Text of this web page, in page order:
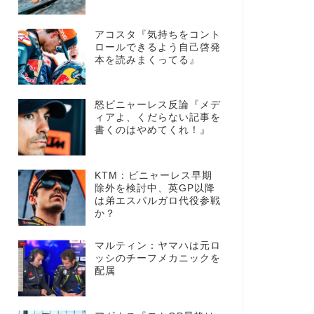
アコスタ『気持ちをコント
ロールできるよう自己啓発
本を読みまくってる』
怒ビニャーレス反論『メデ
ィアよ、くだらない記事を
書くのはやめてくれ！』
KTM：ビニャーレス早期
除外を検討中、英GP以降
は弟エスパルガロ代役参戦
か？
マルティン：ヤマハは元ロ
ッシのチーフメカニックを
配属